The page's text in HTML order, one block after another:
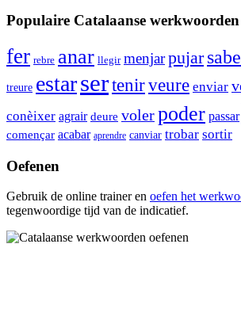
Populaire Catalaanse werkwoorden
fer rebre anar llegir menjarpujar
treure estarsertenirveure enviar
conèixer agrair deure volerpoder passar
començar acabar aprendre canviar trobar sortir
Oefenen
Gebruik de online trainer en oefen het
tegenwoordige tijd van de indicatief.